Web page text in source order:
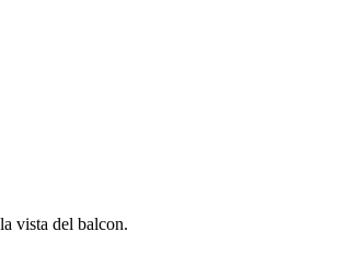
vista del balcon.